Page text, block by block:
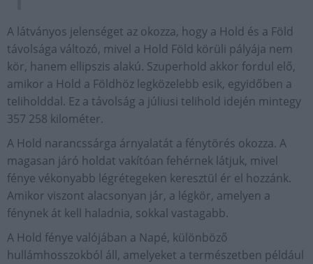
A látványos jelenséget az okozza, hogy a Hold és a Föld
távolsága változó, mivel a Hold Föld körüli pályája nem
kör, hanem ellipszis alakú. Szuperhold akkor fordul elő,
amikor a Hold a Földhöz legközelebb esik, egyidőben a
teliholddal. Ez a távolság a júliusi telihold idején mintegy
357 258 kilométer.
A Hold narancssárga árnyalatát a fénytörés okozza. A
magasan járó holdat vakítóan fehérnek látjuk, mivel
fénye vékonyabb légrétegeken keresztül ér el hozzánk.
Amikor viszont alacsonyan jár, a légkör, amelyen a
fénynek át kell haladnia, sokkal vastagabb.
A Hold fénye valójában a Napé, különböző
hullámhosszokból áll, amelyeket a természetben például